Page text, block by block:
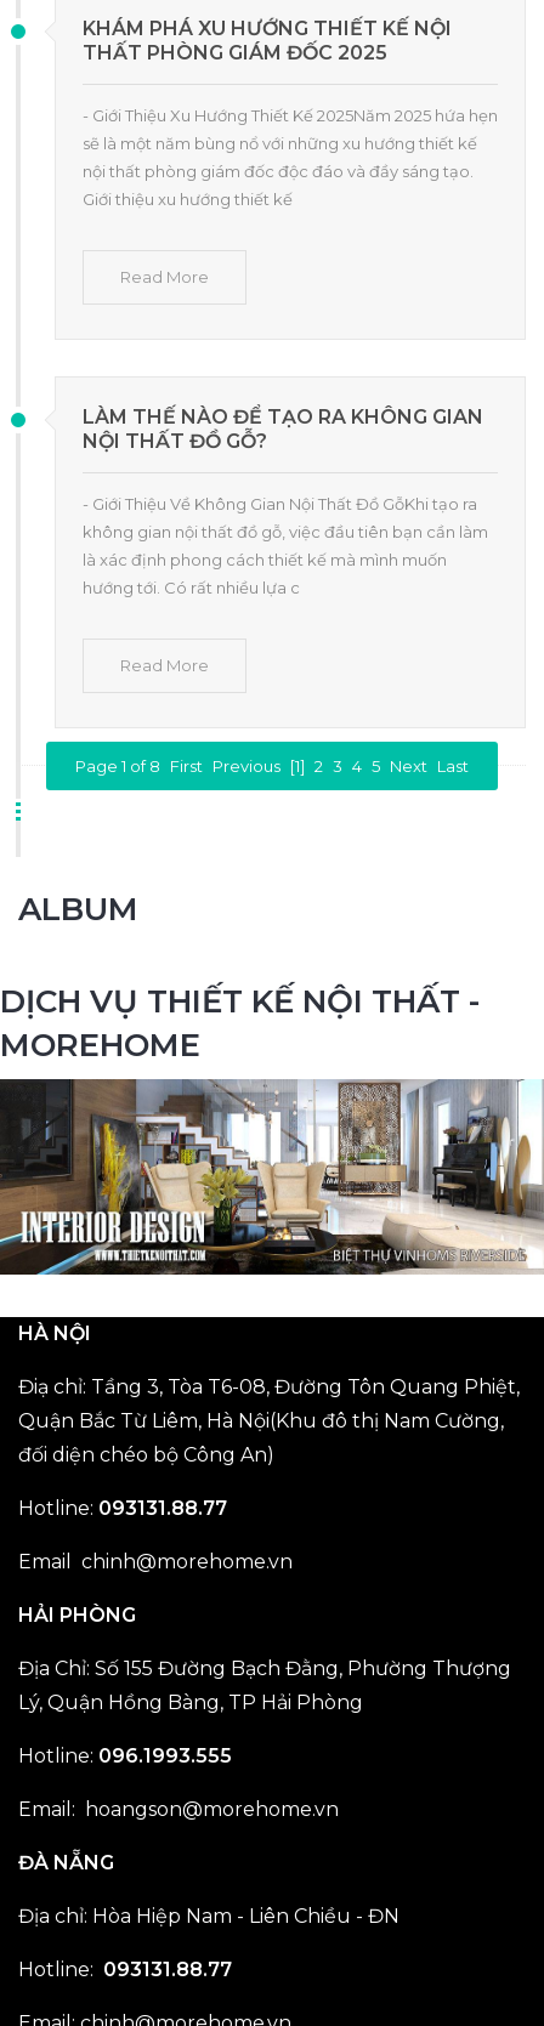
KHÁM PHÁ XU HƯỚNG THIẾT KẾ NỘI
THẤT PHÒNG GIÁM ĐỐC 2025
- Giới Thiệu Xu Hướng Thiết Kế 2025Năm 2025 hứa hẹn
sẽ là một năm bùng nổ với những xu hướng thiết kế
nội thất phòng giám đốc độc đáo và đầy sáng tạo.
Giới thiệu xu hướng thiết kế
Read More
LÀM THẾ NÀO ĐỂ TẠO RA KHÔNG GIAN
NỘI THẤT ĐỒ GỖ?
- Giới Thiệu Về Không Gian Nội Thất Đồ GỗKhi tạo ra
không gian nội thất đồ gỗ, việc đầu tiên bạn cần làm
là xác định phong cách thiết kế mà mình muốn
hướng tới. Có rất nhiều lựa c
Read More
Page 1 of 8 First Previous [1] 2 3 4 5 Next Last
ALBUM
DỊCH VỤ THIẾT KẾ NỘI THẤT -
MOREHOME
HÀ NỘI
Điạ chỉ: Tầng 3, Tòa T6-08, Đường Tôn Quang Phiệt,
Quận Bắc Từ Liêm, Hà Nội(Khu đô thị Nam Cường,
đối diện chéo bộ Công An)
Hotline: 093131.88.77
Email chinh@morehome.vn
HẢI PHÒNG
Địa Chỉ: Số 155 Đường Bạch Đằng, Phường Thượng
Lý, Quận Hồng Bàng, TP Hải Phòng
Hotline: 096.1993.555
Email: hoangson@morehome.vn
ĐÀ NẴNG
Địa chỉ: Hòa Hiệp Nam - Liên Chiều - ĐN
Hotline: 093131.88.77